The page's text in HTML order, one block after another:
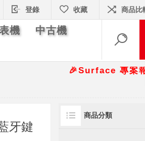
登錄 收藏 商品比
機
中古機
🎉Surface 專案報價
牙鍵
商品分類